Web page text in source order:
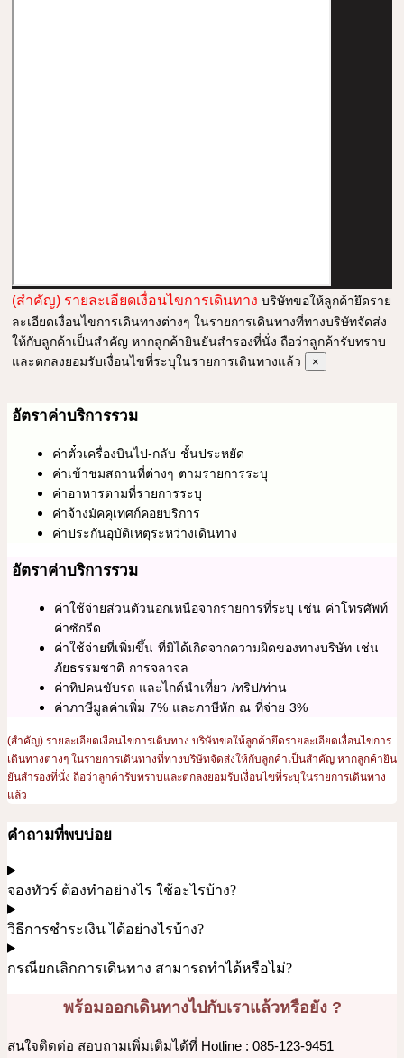
(สำคัญ) รายละเอียดเงื่อนไขการเดินทาง บริษัทขอให้ลูกค้ายึดราย
ละเอียดเงื่อนไขการเดินทางต่างๆ ในรายการเดินทางที่ทางบริษัทจัดส่ง
ให้กับลูกค้าเป็นสำคัญ หากลูกค้ายินยันสำรองที่นั่ง ถือว่าลูกค้ารับทราบ
และตกลงยอมรับเงื่อนไขที่ระบุในรายการเดินทางแล้ว
×
อัตราค่าบริการรวม
ค่าตั๋วเครื่องบินไป-กลับ ชั้นประหยัด
ค่าเข้าชมสถานที่ต่างๆ ตามรายการระบุ
ค่าอาหารตามที่รายการระบุ
ค่าจ้างมัคคุเทศก์คอยบริการ
ค่าประกันอุบัติเหตุระหว่างเดินทาง
อัตราค่าบริการรวม
ค่าใช้จ่ายส่วนตัวนอกเหนือจากรายการที่ระบุ เช่น ค่าโทรศัพท์
ค่าซักรีด
ค่าใช้จ่ายที่เพิ่มขึ้น ที่มิได้เกิดจากความผิดของทางบริษัท เช่น
ภัยธรรมชาติ การจลาจล
ค่าทิปคนขับรถ และไกด์นำเที่ยว /ทริป/ท่าน
ค่าภาษีมูลค่าเพิ่ม 7% และภาษีหัก ณ ที่จ่าย 3%
(สำคัญ) รายละเอียดเงื่อนไขการเดินทาง บริษัทขอให้ลูกค้ายึดรายละเอียดเงื่อนไขการ
เดินทางต่างๆ ในรายการเดินทางที่ทางบริษัทจัดส่งให้กับลูกค้าเป็นสำคัญ หากลูกค้ายิน
ยันสำรองที่นั่ง ถือว่าลูกค้ารับทราบและตกลงยอมรับเงื่อนไขที่ระบุในรายการเดินทาง
แล้ว
คำถามที่พบบ่อย
จองทัวร์ ต้องทำอย่างไร ใช้อะไรบ้าง?
วิธีการชำระเงิน ได้อย่างไรบ้าง?
กรณียกเลิกการเดินทาง สามารถทำได้หรือไม่?
พร้อมออกเดินทางไปกับเราแล้วหรือยัง ?
สนใจติดต่อ สอบถามเพิ่มเติมได้ที่ Hotline : 085-123-9451